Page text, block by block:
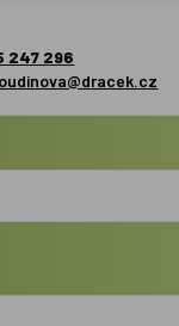
247 296